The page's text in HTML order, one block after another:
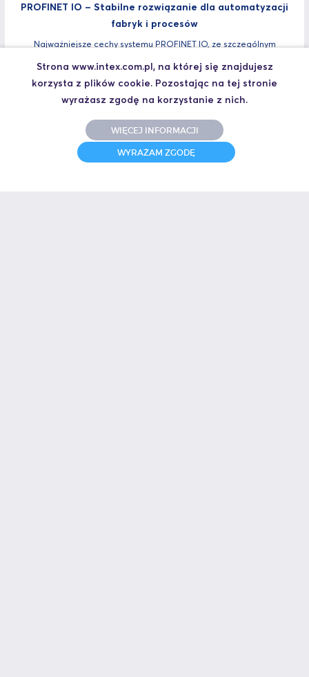
PROFINET IO – Stabilne rozwiązanie dla automatyzacji
fabryk i procesów
Najważniejsze cechy systemu PROFINET IO, ze szczególnym
października 2010.
PROFINET_IO-stabilne_rozwiazanie_dla_automatyzacji_fabryk_i_pr
ocesow.pdf
Kontakt
Strona www.intex.com.pl, na której się znajdujesz
korzysta z plików cookie. Pozostając na tej stronie
wyrażasz zgodę na korzystanie z nich.
WIĘCEJ INFORMACJI
WYRAŻAM ZGODĘ